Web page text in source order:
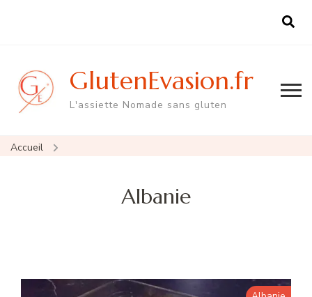
GlutenEvasion.fr
L'assiette Nomade sans gluten
Accueil
Albanie